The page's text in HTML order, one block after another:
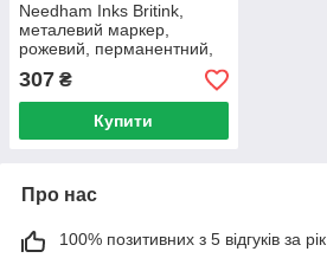
Needham Inks Britink,
металевий маркер,
рожевий, перманентний,
кругла головка 2.5 мм
307 ₴
Купити
Про нас
100% позитивних з 5 відгуків за рік